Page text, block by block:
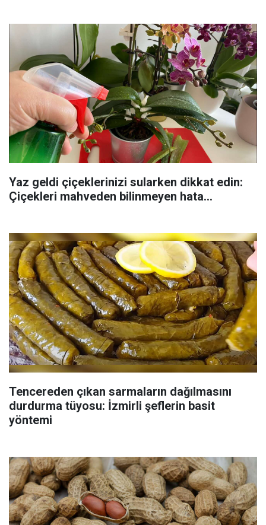
Yaz geldi çiçeklerinizi sularken dikkat edin:
Çiçekleri mahveden bilinmeyen hata...
Tencereden çıkan sarmaların dağılmasını
durdurma tüyosu: İzmirli şeflerin basit
yöntemi